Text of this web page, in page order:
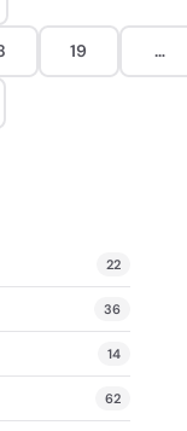
19 …
22
36
14
62